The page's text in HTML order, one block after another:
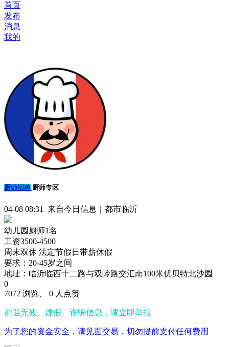
首页
发布
消息
我的
厨师招聘 厨师专区
04-08 08:31 来自今日信息｜都市临沂
幼儿园厨师1名
工资3500-4500
周末双休 法定节假日带薪休假
要求：20-45岁之间
地址：临沂临西十二路与双岭路交汇南100米优贝特北沙园
0
7072 浏览、 0 人点赞
如遇无效、虚假、诈骗信息，请立即举报
为了您的资金安全，请见面交易，切勿提前支付任何费用